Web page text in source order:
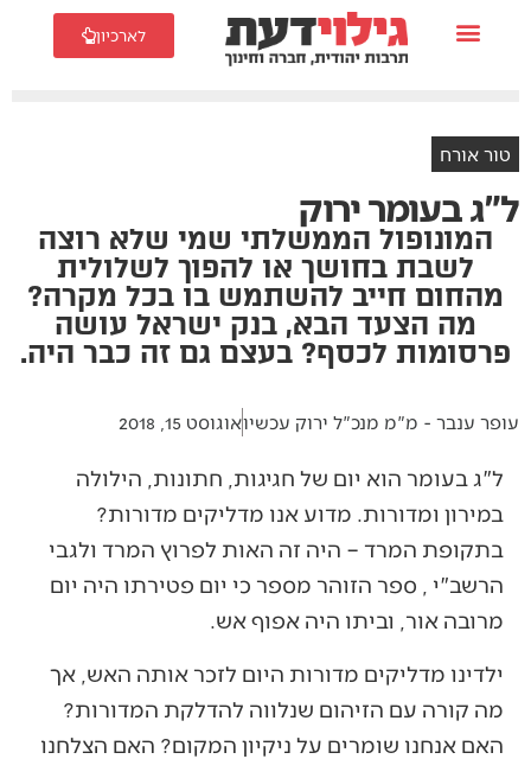
לארכיון
טור אורח
ל"ג בעומר ירוק
המונופול הממשלתי שמי שלא רוצה
לשבת בחושך או להפוך לשלולית
מהחום חייב להשתמש בו בכל מקרה?
מה הצעד הבא, בנק ישראל עושה
פרסומות לכסף? בעצם גם זה כבר היה.
עופר ענבר - מ"מ מנכ"ל ירוק עכשיואוגוסט 15, 2018
ל"ג בעומר הוא יום של חגיגות, חתונות, הילולה
במירון ומדורות. מדוע אנו מדליקים מדורות?
בתקופת המרד – היה זה האות לפרוץ המרד ולגבי
הרשב"י , ספר הזוהר מספר כי יום פטירתו היה יום
מרובה אור, וביתו היה אפוף אש.
ילדינו מדליקים מדורות היום לזכר אותה האש, אך
מה קורה עם הזיהום שנלווה להדלקת המדורות?
האם אנחנו שומרים על ניקיון המקום? האם הצלחנו